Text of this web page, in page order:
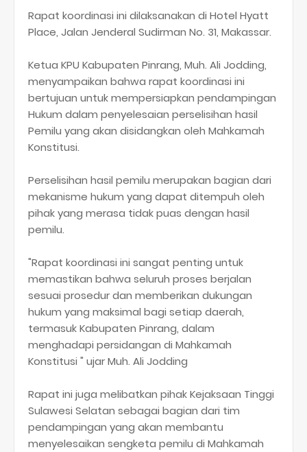
Rapat koordinasi ini dilaksanakan di Hotel Hyatt
Place, Jalan Jenderal Sudirman No. 31, Makassar.
Ketua KPU Kabupaten Pinrang, Muh. Ali Jodding,
menyampaikan bahwa rapat koordinasi ini
bertujuan untuk mempersiapkan pendampingan
Hukum dalam penyelesaian perselisihan hasil
Pemilu yang akan disidangkan oleh Mahkamah
Konstitusi.
Perselisihan hasil pemilu merupakan bagian dari
mekanisme hukum yang dapat ditempuh oleh
pihak yang merasa tidak puas dengan hasil
pemilu.
"Rapat koordinasi ini sangat penting untuk
memastikan bahwa seluruh proses berjalan
sesuai prosedur dan memberikan dukungan
hukum yang maksimal bagi setiap daerah,
termasuk Kabupaten Pinrang, dalam
menghadapi persidangan di Mahkamah
Konstitusi " ujar Muh. Ali Jodding
Rapat ini juga melibatkan pihak Kejaksaan Tinggi
Sulawesi Selatan sebagai bagian dari tim
pendampingan yang akan membantu
menyelesaikan sengketa pemilu di Mahkamah